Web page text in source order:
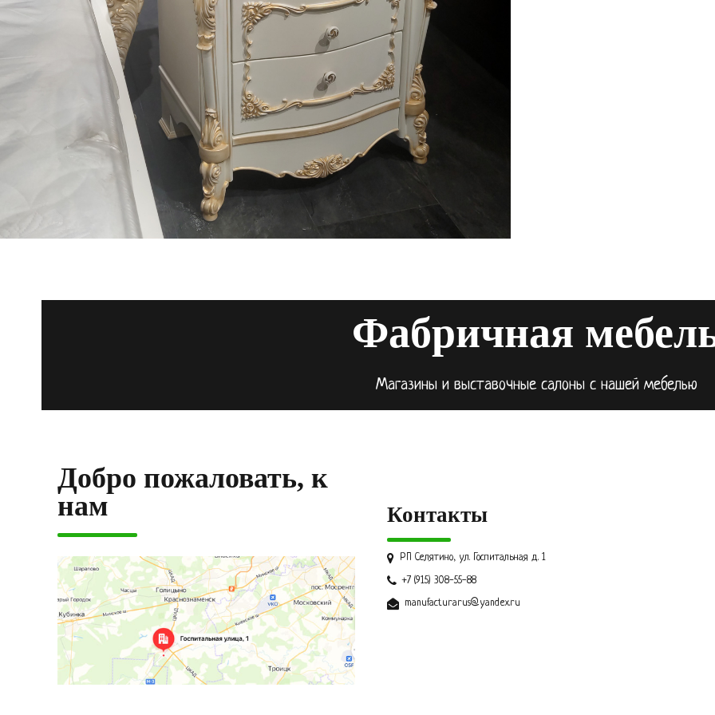
Фабричная
Магазины и выставочные салоны с нашей мебелью
Добро пожаловать, к
нам
Контакты
РП Селятино, ул. Госпитальная д. 1
+7 (915) 308-55-88
manufacturarus@yandex.ru